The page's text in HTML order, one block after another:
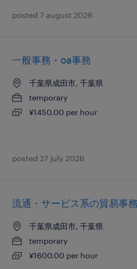
posted 7 august 2026
一般事務・oa事務
千葉県成田市, 千葉県
temporary
¥1450.00 per hour
posted 27 july 2026
流通・サービス系の貿易事
千葉県成田市, 千葉県
temporary
¥1600.00 per hour